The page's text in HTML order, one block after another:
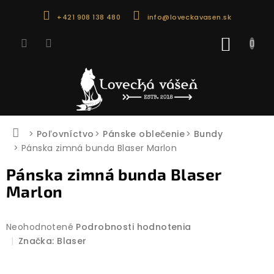
+421 908 138 480 info@loveckavasen.sk
Domov
Poľovníctvo Pánske oblečenie
Bundy
Pánska zimná bunda Blaser Marlon
Pánska zimná bunda Blaser
Marlon
Priemerné
hodnotenie
Neohodnotené Podrobnosti hodnotenia
Značka: Blaser